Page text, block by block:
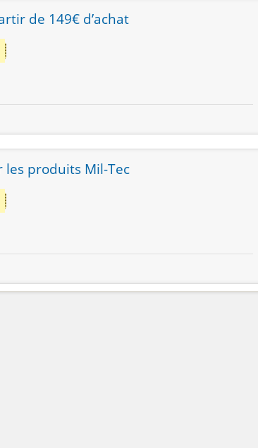
de 149€ d’achat
les produits Mil-Tec